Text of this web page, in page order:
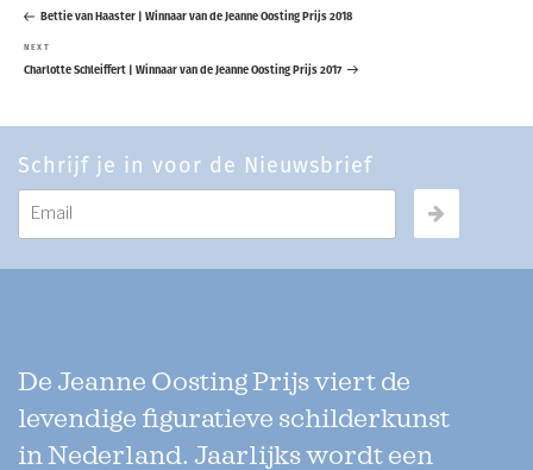
content
PostBettie van Haaster | Winnaar van de Jeanne Oosting Prijs 2018
Next
Post
NEXT
Charlotte Schleiffert | Winnaar van de Jeanne Oosting Prijs 2017
Schrijf je in voor de Nieuwsbrief
De Jeanne Oosting Prijs viert de
levendige figuratieve schilderkunst
in Nederland. Jaarlijks wordt een